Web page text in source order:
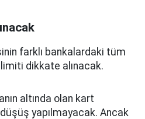
farklı bankalardaki tüm
dikkate alınacak.
altında olan kart
yapılmayacak. Ancak